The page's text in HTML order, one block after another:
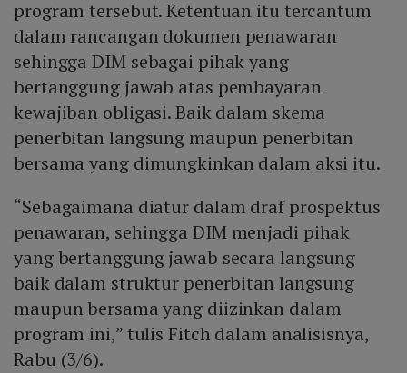
program tersebut. Ketentuan itu tercantum
dalam rancangan dokumen penawaran
sehingga DIM sebagai pihak yang
bertanggung jawab atas pembayaran
kewajiban obligasi. Baik dalam skema
penerbitan langsung maupun penerbitan
bersama yang dimungkinkan dalam aksi itu.
“Sebagaimana diatur dalam draf prospektus
penawaran, sehingga DIM menjadi pihak
yang bertanggung jawab secara langsung
baik dalam struktur penerbitan langsung
maupun bersama yang diizinkan dalam
program ini,” tulis Fitch dalam analisisnya,
Rabu (3/6).